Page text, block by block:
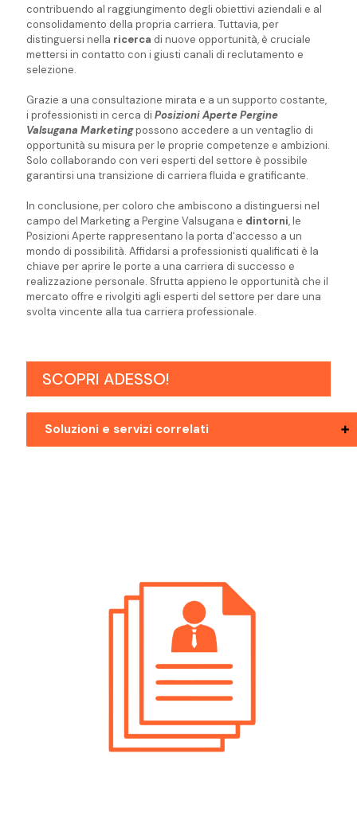
contribuendo al raggiungimento degli obiettivi aziendali e al
consolidamento della propria carriera. Tuttavia, per
distinguersi nella ricerca di nuove opportunità, è cruciale
mettersi in contatto con i giusti canali di reclutamento e
selezione.
Grazie a una consultazione mirata e a un supporto costante,
i professionisti in cerca di Posizioni Aperte Pergine
Valsugana Marketingpossono accedere a un ventaglio di
opportunità su misura per le proprie competenze e ambizioni.
Solo collaborando con veri esperti del settore è possibile
garantirsi una transizione di carriera fluida e gratificante.
In conclusione, per coloro che ambiscono a distinguersi nel
campo del Marketing a Pergine Valsugana e dintorni, le
Posizioni Aperte rappresentano la porta d'accesso a un
mondo di possibilità. Affidarsi a professionisti qualificati è la
chiave per aprire le porte a una carriera di successo e
realizzazione personale. Sfrutta appieno le opportunità che il
mercato offre e rivolgiti agli esperti del settore per dare una
svolta vincente alla tua carriera professionale.
SCOPRI ADESSO!
Soluzioni e servizi correlati
Posizioni Aperte Rovereto Marketing
Posizioni Aperte Trento Marketing
Posizioni Aperte Val Di Non Marketing
Posizioni Aperte Valli Giudicarie Marketing
Posizioni Aperte Verona Marketing